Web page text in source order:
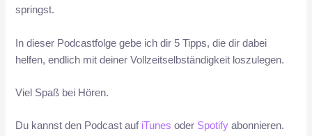
springst.
In dieser Podcastfolge gebe ich dir 5 Tipps, die dir dabei
helfen, endlich mit deiner Vollzeitselbständigkeit loszulegen.
Viel Spaß bei Hören.
Du kannst den Podcast auf iTunes oder Spotify abonnieren.